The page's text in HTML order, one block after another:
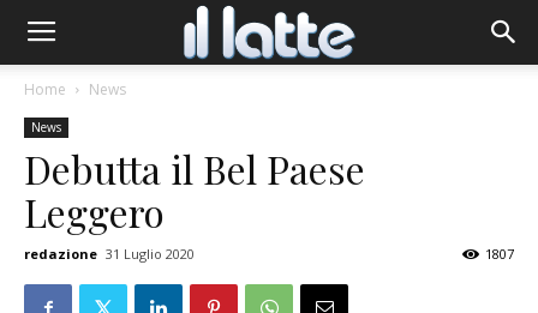
Home News
News
Debutta il Bel Paese
Leggero
redazione 31 Luglio 2020 1807